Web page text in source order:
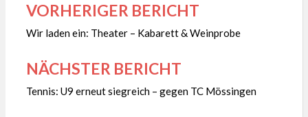
Beitragsnavigation
VORHERIGER BERICHT
Wir laden ein: Theater – Kabarett & Weinprobe
NÄCHSTER BERICHT
Tennis: U9 erneut siegreich – gegen TC Mössingen